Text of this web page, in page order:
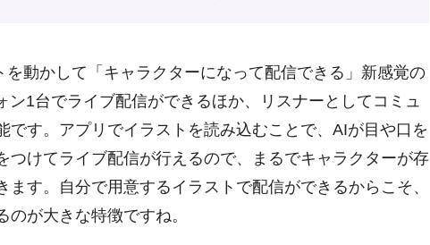
を動かして「キャラクターになって配信できる」新感覚の
1台でライブ配信ができるほか、リスナーとしてコミュ
です。アプリでイラストを読み込むことで、AIが目や口を
つけてライブ配信が行えるので、まるでキャラクターが存
す。自分で用意するイラストで配信ができるからこそ、
が大きな特徴ですね。